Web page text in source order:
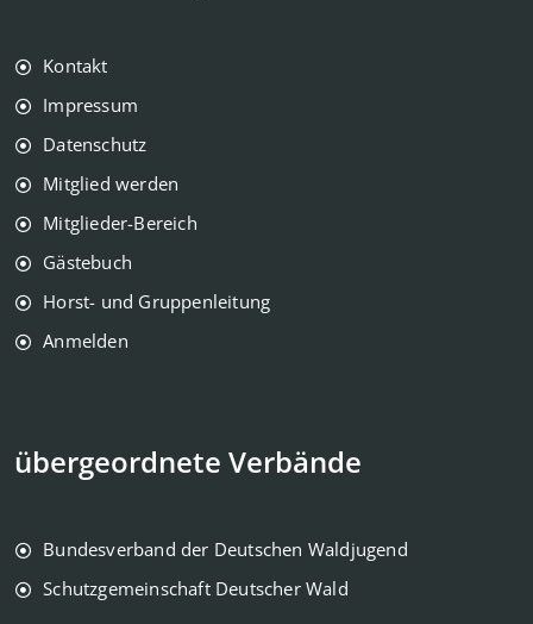
Kontakt
Impressum
Datenschutz
Mitglied werden
Mitglieder-Bereich
Gästebuch
Horst- und Gruppenleitung
Anmelden
übergeordnete Verbände
Bundesverband der Deutschen Waldjugend
Schutzgemeinschaft Deutscher Wald